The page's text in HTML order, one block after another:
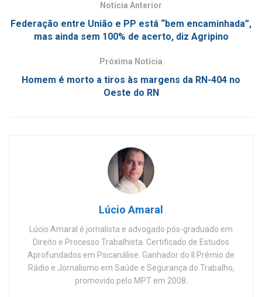
Notícia Anterior
Federação entre União e PP está “bem encaminhada”,
mas ainda sem 100% de acerto, diz Agripino
Próxima Notícia
Homem é morto a tiros às margens da RN-404 no
Oeste do RN
Lúcio Amaral
Lúcio Amaral é jornalista e advogado pós-graduado em
Direito e Processo Trabalhista. Certificado de Estudos
Aprofundados em Psicanálise. Ganhador do II Prêmio de
Rádio e Jornalismo em Saúde e Segurança do Trabalho,
promovido pelo MPT em 2008.